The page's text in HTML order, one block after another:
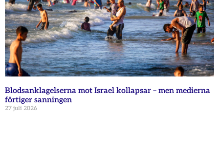
Blodsanklagelserna mot Israel kollapsar – men medierna
förtiger sanningen
27 juli 2026